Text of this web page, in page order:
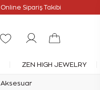
Online Sipariş Takibi
ZEN HIGH JEWELRY
Aksesuar